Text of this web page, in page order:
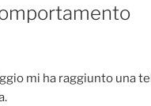
DEVE
DIVENTARE
COMPORTAMENTO
mi ha raggiunto una